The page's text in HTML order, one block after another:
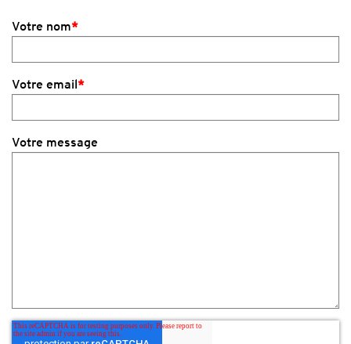
Votre nom*
Votre email*
Votre message